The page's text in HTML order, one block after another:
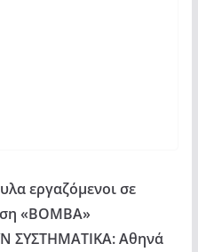
εργαζόμενοι σε
«ΒΟΜΒΑ»
ΣΥΣΤΗΜΑΤΙΚΑ: Αθηνά